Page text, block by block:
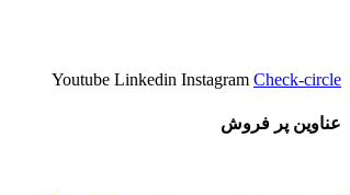
Youtube Linkedin Instagram Check-circle
عناوین پر فروش